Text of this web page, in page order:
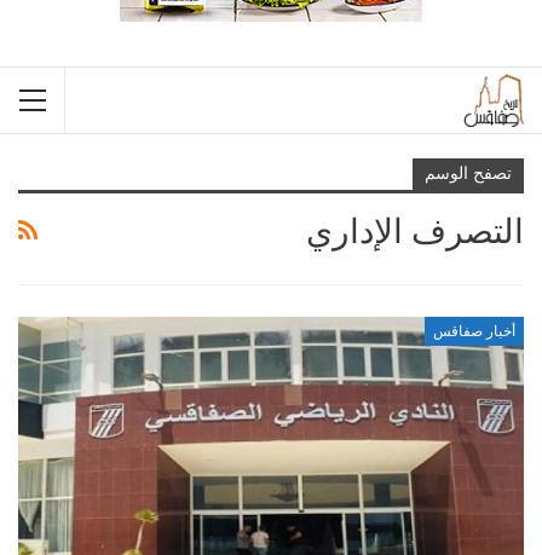
تصفح الوسم
التصرف الإداري
أخبار صفاقس